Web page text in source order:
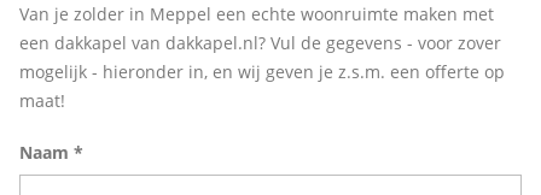
Van je zolder in Meppel een echte woonruimte maken met
een dakkapel van dakkapel.nl? Vul de gegevens - voor zover
mogelijk - hieronder in, en wij geven je z.s.m. een offerte op
maat!
Naam *